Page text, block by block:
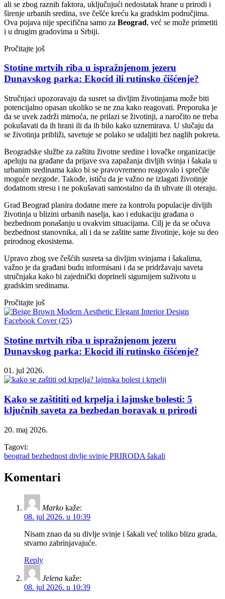
ali se zbog raznih faktora, uključujući nedostatak hrane u prirodi i
širenje urbanih sredina, sve češće kreću ka gradskim područjima.
Ova pojava nije specifična samo za Beograd, već se može primetiti
i u drugim gradovima u Srbiji.
Pročitajte još
Stotine mrtvih riba u ispražnjenom jezeru
Dunavskog parka: Ekocid ili rutinsko čišćenje?
Stručnjaci upozoravaju da susret sa divljim životinjama može biti
potencijalno opasan ukoliko se ne zna kako reagovati. Preporuka je
da se uvek zadrži mirnoća, ne prilazi se životinji, a naročito ne treba
pokušavati da ih hrani ili da ih bilo kako uznemirava. U slučaju da
se životinja približi, savetuje se polako se udaljiti bez naglih pokreta.
Beogradske službe za zaštitu životne sredine i lovačke organizacije
apeluju na građane da prijave sva zapažanja divljih svinja i šakala u
urbanim sredinama kako bi se pravovremeno reagovalo i sprečile
moguće nezgode. Takođe, ističu da je važno ne izlagati životinje
dodatnom stresu i ne pokušavati samostalno da ih uhvate ili oteraju.
Grad Beograd planira dodatne mere za kontrolu populacije divljih
životinja u blizini urbanih naselja, kao i edukaciju građana o
bezbednom ponašanju u ovakvim situacijama. Cilj je da se očuva
bezbednost stanovnika, ali i da se zaštite same životinje, koje su deo
prirodnog ekosistema.
Upravo zbog sve češćih susreta sa divljim svinjama i šakalima,
važno je da građani budu informisani i da se pridržavaju saveta
stručnjaka kako bi zajednički doprineli sigurnijem suživotu u
gradskim sredinama.
Pročitajte još
Stotine mrtvih riba u ispražnjenom jezeru
Dunavskog parka: Ekocid ili rutinsko čišćenje?
01. jul 2026.
Kako se zaštititi od krpelja i lajmske bolesti: 5
ključnih saveta za bezbedan boravak u prirodi
20. maj 2026.
Tagovi:
beograd bezbednost divlje svinje PRIRODA šakali
Komentari
Marko kaže:
08. jul 2026. u 10:39
Nisam znao da su divlje svinje i šakali već toliko blizu grada,
stvarno zabrinjavajuće.
Reply
Jelena kaže:
08. jul 2026. u 10:39